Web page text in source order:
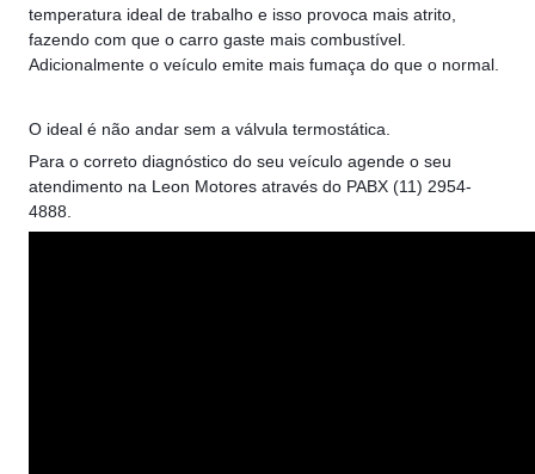
temperatura ideal de trabalho e isso provoca mais atrito,
fazendo com que o carro gaste mais combustível.
Adicionalmente o veículo emite mais fumaça do que o normal.
O ideal é não andar sem a válvula termostática.
Para o correto diagnóstico do seu veículo agende o seu
atendimento na Leon Motores através do PABX (11) 2954-
4888.